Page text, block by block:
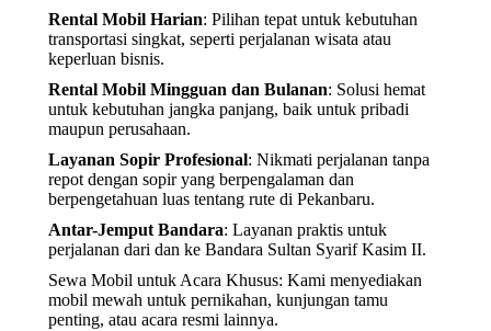
Rental Mobil Harian: Pilihan tepat untuk kebutuhan
transportasi singkat, seperti perjalanan wisata atau
keperluan bisnis.
Rental Mobil Mingguan dan Bulanan: Solusi hemat
untuk kebutuhan jangka panjang, baik untuk pribadi
maupun perusahaan.
Layanan Sopir Profesional: Nikmati perjalanan tanpa
repot dengan sopir yang berpengalaman dan
berpengetahuan luas tentang rute di Pekanbaru.
Antar-Jemput Bandara: Layanan praktis untuk
perjalanan dari dan ke Bandara Sultan Syarif Kasim II.
Sewa Mobil untuk Acara Khusus: Kami menyediakan
mobil mewah untuk pernikahan, kunjungan tamu
penting, atau acara resmi lainnya.